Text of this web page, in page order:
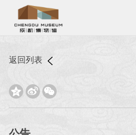
返回列表
  